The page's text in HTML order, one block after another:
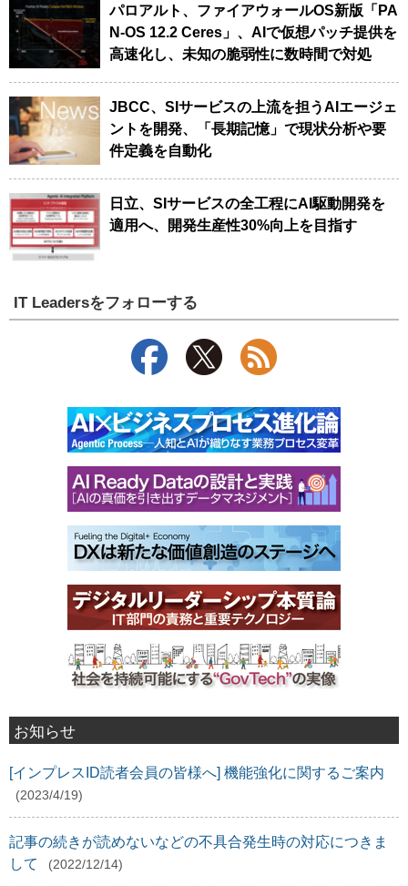
パロアルト、ファイアウォールOS新版「PA
N-OS 12.2 Ceres」、AIで仮想パッチ提供を
高速化し、未知の脆弱性に数時間で対処
JBCC、SIサービスの上流を担うAIエージェ
ントを開発、「長期記憶」で現状分析や要
件定義を自動化
日立、SIサービスの全工程にAI駆動開発を
適用へ、開発生産性30%向上を目指す
IT Leadersをフォローする
お知らせ
[インプレスID読者会員の皆様へ] 機能強化に関するご案内
(2023/4/19)
記事の続きが読めないなどの不具合発生時の対応につきま
して
(2022/12/14)